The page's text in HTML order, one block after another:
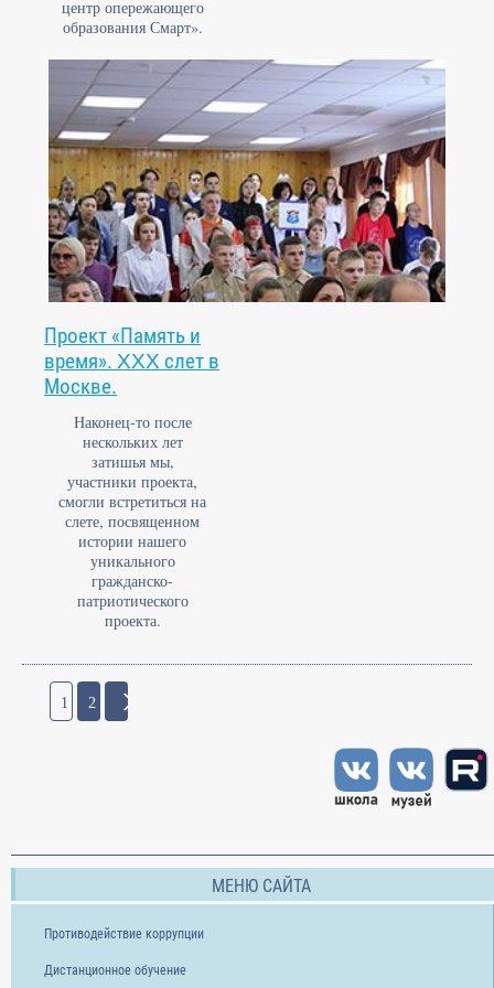
центр опережающего
образования Смарт».
Проект «Память и
время». ΧΧΧ слет в
Москве.
Наконец-то после
нескольких лет
затишья мы,
участники проекта,
смогли встретиться на
слете, посвященном
истории нашего
уникального
гражданско-
патриотического
проекта.
1 2
МЕНЮ САЙТА
Противодействие коррупции
Дистанционное обучение